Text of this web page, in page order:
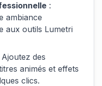
:
ambiance
aux outils Lumetri
des
animés et effets
clics.